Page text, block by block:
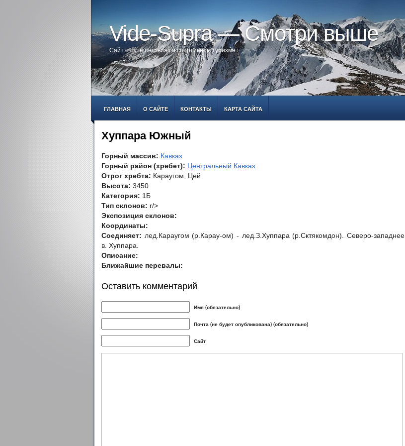
Vide-Supra — Смотри выше
Сайт о путешествиях и спортивном туризме
ГЛАВНАЯ О САЙТЕ КОНТАКТЫ КАРТА САЙТА
Хуппара Южный
Горный массив: Кавказ
Горный район (хребет): Центральный Кавказ
Отрог хребта: Караугом, Цей
Высота: 3450
Категория: 1Б
Тип склонов: r/>
Экспозиция склонов:
Координаты:
Соединяет: лед.Караугом (р.Карау-ом) - лед.З.Хуппара (р.Сктякомдон). Северо-западнее
в. Хуппара.
Описание:
Ближайшие перевалы:
Оставить комментарий
Имя (обязательно)
Почта (не будет опубликована) (обязательно)
Сайт